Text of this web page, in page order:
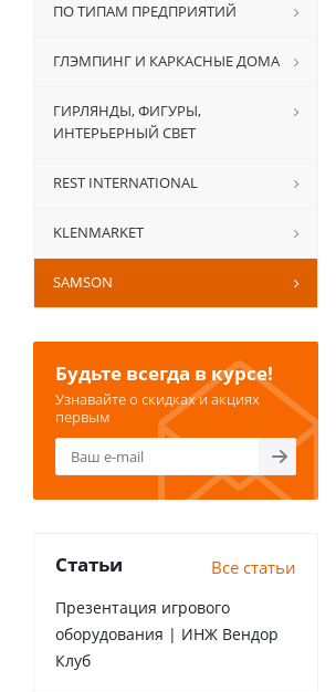
ПО ТИПАМ ПРЕДПРИЯТИЙ
ГЛЭМПИНГ И КАРКАСНЫЕ ДОМА
ГИРЛЯНДЫ, ФИГУРЫ,
ИНТЕРЬЕРНЫЙ СВЕТ
REST INTERNATIONAL
KLENMARKET
SAMSON
Будьте всегда в курсе!
Узнавайте о скидках и акциях
первым
Статьи Все статьи
Презентация игрового
оборудования | ИНЖ Вендор
Клуб